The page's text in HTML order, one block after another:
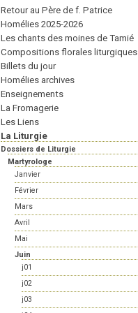
Retour au Père de f. Patrice
Homélies 2025-2026
Les chants des moines de Tamié
Compositions florales liturgiques
Billets du jour
Homélies archives
Enseignements
La Fromagerie
Les Liens
La Liturgie
Dossiers de Liturgie
Martyrologe
Janvier
Février
Mars
Avril
Mai
Juin
j01
j02
j03